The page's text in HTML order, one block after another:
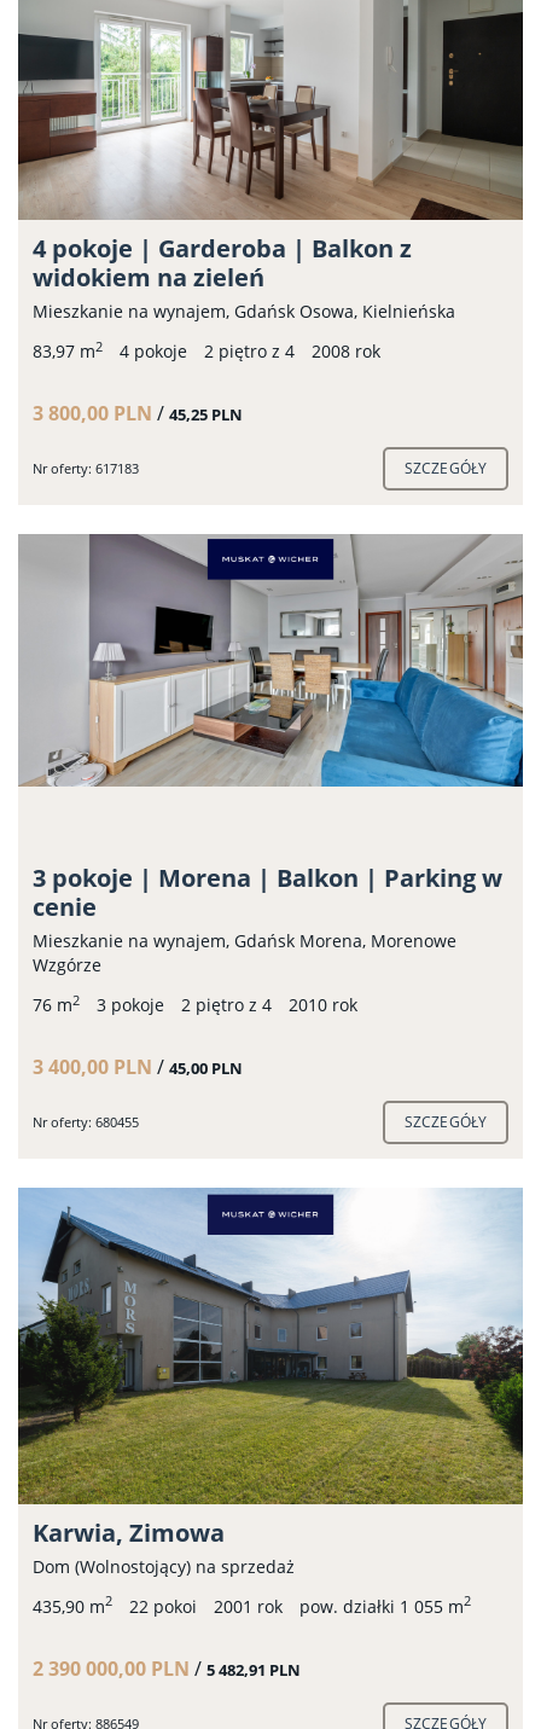
4 pokoje | Garderoba | Balkon z
widokiem na zieleń
Mieszkanie na wynajem, Gdańsk Osowa, Kielnieńska
83,97 m2 4 pokoje 2 piętro z 4 2008 rok
3 800,00 PLN / 45,25 PLN
Nr oferty: 617183 SZCZEGÓŁY
3 pokoje | Morena | Balkon | Parking w
cenie
Mieszkanie na wynajem, Gdańsk Morena, Morenowe
Wzgórze
76 m2 3 pokoje 2 piętro z 4 2010 rok
3 400,00 PLN / 45,00 PLN
Nr oferty: 680455 SZCZEGÓŁY
Karwia, Zimowa
Dom (Wolnostojący) na sprzedaż
435,90 m2 22 pokoi 2001 rok pow. działki 1 055 m2
2 390 000,00 PLN / 5 482,91 PLN
Nr oferty: 886549 SZCZEGÓŁY